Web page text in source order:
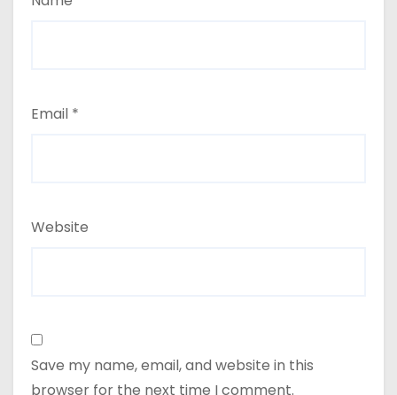
Email *
Website
Save my name, email, and website in this
browser for the next time I comment.